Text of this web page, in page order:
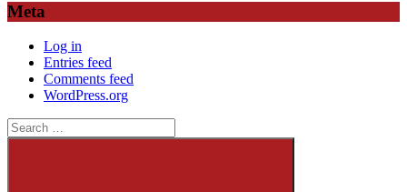
Meta
Log in
Entries feed
Comments feed
WordPress.org
Search
for: